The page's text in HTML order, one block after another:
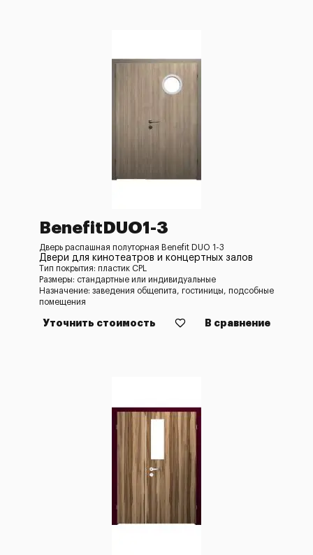
BenefitDUO1-3
Дверь распашная полуторная Benefit DUO 1-3
Двери для кинотеатров и концертных залов
Тип покрытия: пластик CPL
Размеры: стандартные или индивидуальные
Назначение: заведения общепита, гостиницы, подсобные
помещения
Уточнить стоимость В сравнение